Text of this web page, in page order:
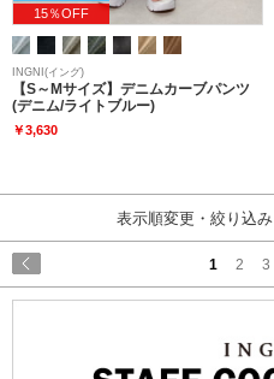
15％OFF
INGNI(イング)
【S～Mサイズ】デニムカーブパンツ
(デニム/ライトブルー)
￥3,630
表示順変更・絞り込み
1 2 3